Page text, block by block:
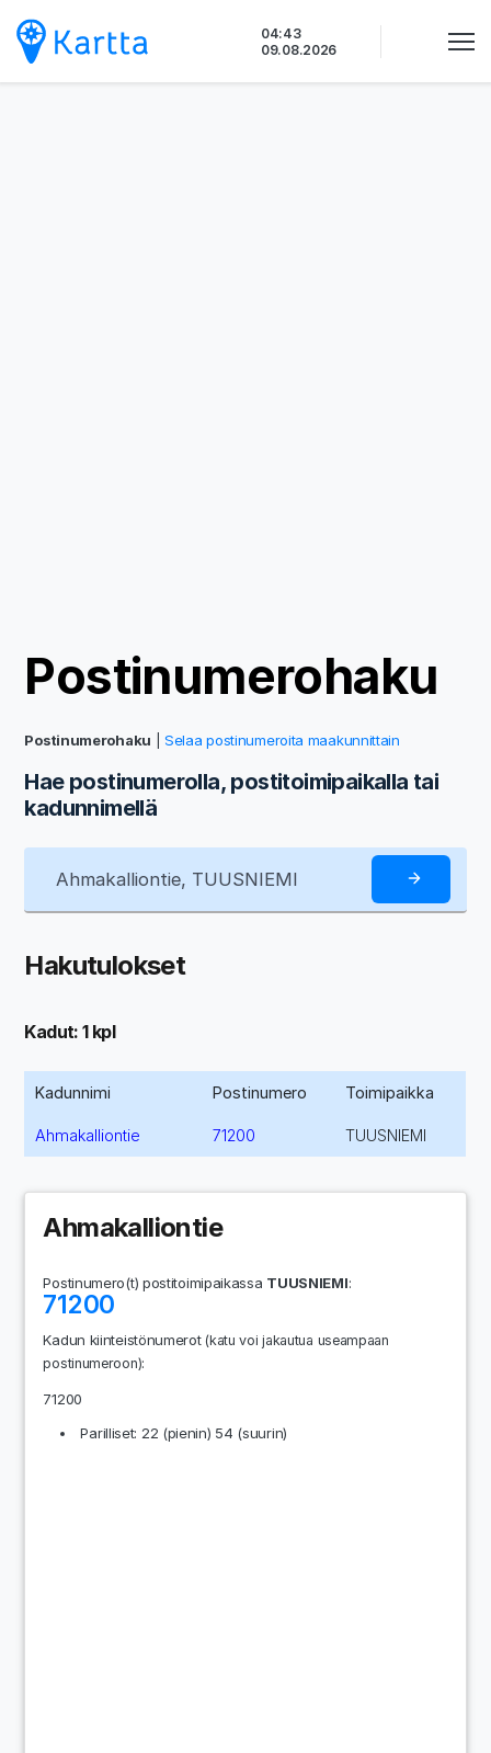
sisältöön
04:43
09.08.2026
Postinumerohaku
Postinumerohaku |Selaa postinumeroita maakunnittain
Hae postinumerolla, postitoimipaikalla tai
kadunnimellä
Hakutulokset
Kadut: 1 kpl
Kadunnimi Postinumero Toimipaikka
Ahmakalliontie 71200 TUUSNIEMI
Ahmakalliontie
Postinumero(t) postitoimipaikassa TUUSNIEMI:
71200
Kadun kiinteistönumerot(katu voi jakautua useampaan
postinumeroon):
71200
Parilliset: 22 (pienin) 54 (suurin)